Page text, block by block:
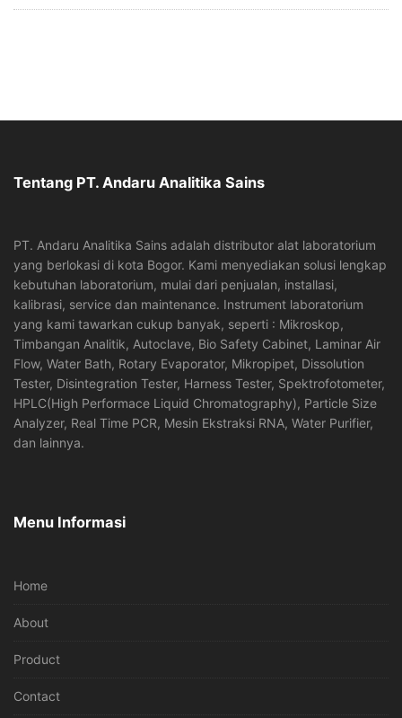
Tentang PT. Andaru Analitika Sains
PT. Andaru Analitika Sains adalah distributor alat laboratorium
yang berlokasi di kota Bogor. Kami menyediakan solusi lengkap
kebutuhan laboratorium, mulai dari penjualan, installasi,
kalibrasi, service dan maintenance. Instrument laboratorium
yang kami tawarkan cukup banyak, seperti : Mikroskop,
Timbangan Analitik, Autoclave, Bio Safety Cabinet, Laminar Air
Flow, Water Bath, Rotary Evaporator, Mikropipet, Dissolution
Tester, Disintegration Tester, Harness Tester, Spektrofotometer,
HPLC(High Performace Liquid Chromatography), Particle Size
Analyzer, Real Time PCR, Mesin Ekstraksi RNA, Water Purifier,
dan lainnya.
Menu Informasi
Home
About
Product
Contact